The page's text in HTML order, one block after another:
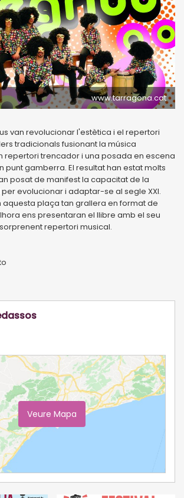
www.tarragona.cat
van revolucionar l'estètica i el repertori
tradicionals fusionant la música
repertori trencador i una posada en escena
punt gamberra. El resultat han estat molts
posat de manifest la capacitat de la
evolucionar i adaptar-se al segle XXI.
aquesta plaça tan grallera en format de
ens presentaran el llibre amb el seu
repertori musical.
Veure Mapa